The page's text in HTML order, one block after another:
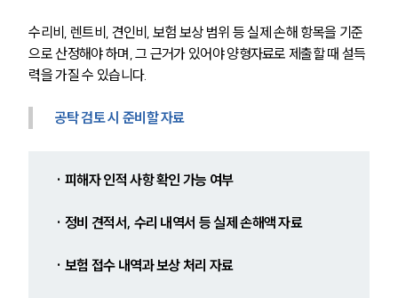
수리비, 렌트비, 견인비, 보험 보상 범위 등 실제 손해 항목을 기준
으로 산정해야 하며, 그 근거가 있어야 양형자료로 제출할 때 설득
력을 가질 수 있습니다.
공탁 검토 시 준비할 자료
· 피해자 인적 사항 확인 가능 여부
· 정비 견적서, 수리 내역서 등 실제 손해액 자료
· 보험 접수 내역과 보상 처리 자료